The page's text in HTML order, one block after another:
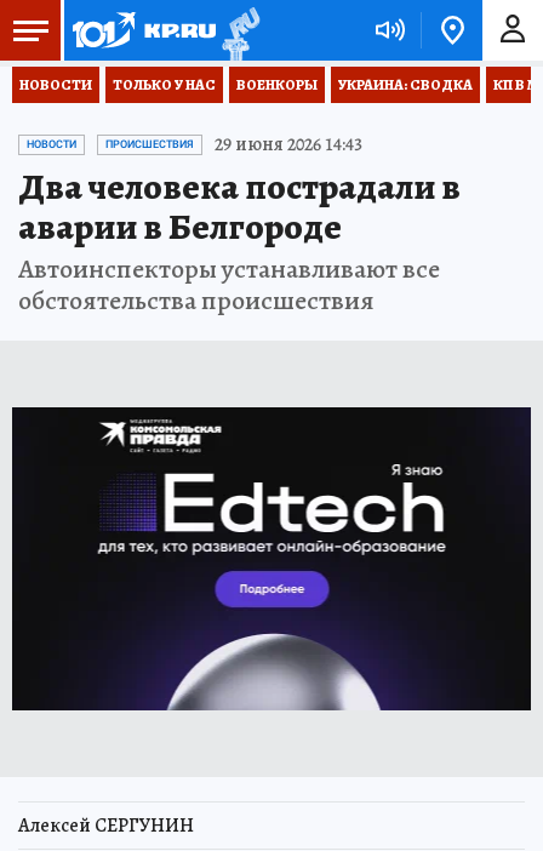
НОВОСТИ ТОЛЬКО У НАС ВОЕНКОРЫ УКРАИНА: СВОДКА КП В
НОВОСТИ ПРОИСШЕСТВИЯ 29 июня 2026 14:43
Два человека пострадали в
аварии в Белгороде
Автоинспекторы устанавливают все
обстоятельства происшествия
Алексей СЕРГУНИН